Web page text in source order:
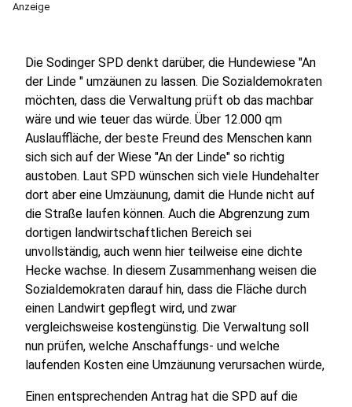
Anzeige
Die Sodinger SPD denkt darüber, die Hundewiese "An
der Linde " umzäunen zu lassen. Die Sozialdemokraten
möchten, dass die Verwaltung prüft ob das machbar
wäre und wie teuer das würde. Über 12.000 qm
Auslauffläche, der beste Freund des Menschen kann
sich sich auf der Wiese "An der Linde" so richtig
austoben. Laut SPD wünschen sich viele Hundehalter
dort aber eine Umzäunung, damit die Hunde nicht auf
die Straße laufen können. Auch die Abgrenzung zum
dortigen landwirtschaftlichen Bereich sei
unvollständig, auch wenn hier teilweise eine dichte
Hecke wachse. In diesem Zusammenhang weisen die
Sozialdemokraten darauf hin, dass die Fläche durch
einen Landwirt gepflegt wird, und zwar
vergleichsweise kostengünstig. Die Verwaltung soll
nun prüfen, welche Anschaffungs- und welche
laufenden Kosten eine Umzäunung verursachen würde,
Einen entsprechenden Antrag hat die SPD auf die